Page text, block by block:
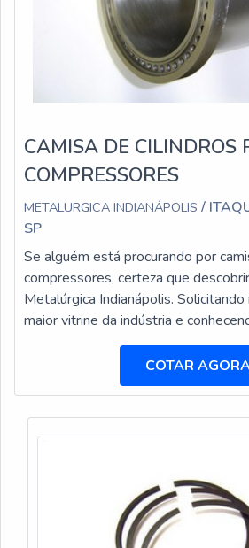
CAMISA DE CILINDROS
COMPRESSORES
METALURGICA INDIANÁPOLIS /
SP
Se alguém está procurando por
compressores, certeza que
Metalúrgica Indianápolis.
maior vitrine da indústria e
referência do mercado. Quando o
cilindros para compressores, com os
especializados da Metalúrgica
COTAR